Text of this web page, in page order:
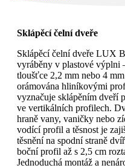
Sklápěcí čelní dveře
Sklápěcí čelní dveře LUX
vyráběny v plastové výplni
tloušťce 2,2 mm nebo 4
orámována hliníkovými
vyznačuje sklápěním dveří
ve vertikálních profilech.
hraně vany, vaničky nebo
vodící profil a těsnost je
těsnění na spodní straně
boční profil až s 2,5 cm
Jednoduchá montáž a